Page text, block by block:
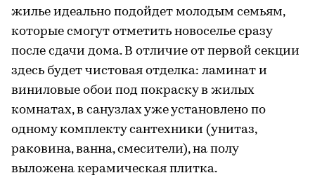
жилье идеально подойдет молодым семьям,
которые смогут отметить новоселье сразу
после сдачи дома. В отличие от первой секции
здесь будет чистовая отделка: ламинат и
виниловые обои под покраску в жилых
комнатах, в санузлах уже установлено по
одному комплекту сантехники (унитаз,
раковина, ванна, смесители), на полу
выложена керамическая плитка.